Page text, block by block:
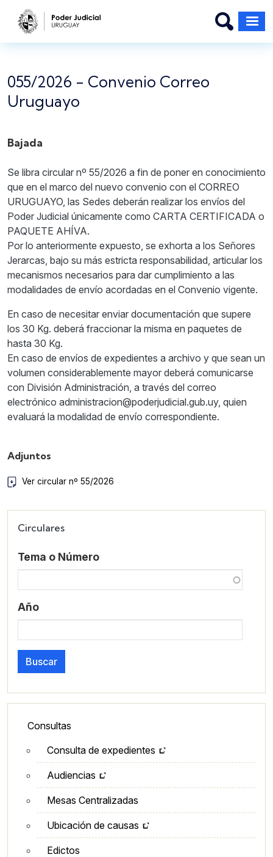
Pasar al contenido principal
055/2026 - Convenio Correo
Uruguayo
Bajada
Se libra circular nº 55/2026 a fin de poner en conocimiento
que en el marco del nuevo convenio con el CORREO
URUGUAYO, las Sedes deberán realizar los envíos del
Poder Judicial únicamente como CARTA CERTIFICADA o
PAQUETE AHÍVA.
Por lo anteriormente expuesto, se exhorta a los Señores
Jerarcas, bajo su más estricta responsabilidad, articular los
mecanismos necesarios para dar cumplimiento a las
modalidades de envío acordadas en el Convenio vigente.
En caso de necesitar enviar documentación que supere
los 30 Kg. deberá fraccionar la misma en paquetes de
hasta 30 Kg.
En caso de envíos de expedientes a archivo y que sean un
volumen considerablemente mayor deberá comunicarse
con División Administración, a través del correo
electrónico administracion@poderjudicial.gub.uy, quien
evaluará la modalidad de envío correspondiente.
Adjuntos
Ver circular nº 55/2026
Circulares
Tema o Número
Año
Buscar
Lateral - Menú secundario
Consultas
Consulta de expedientes
Audiencias
Mesas Centralizadas
Ubicación de causas
Edictos